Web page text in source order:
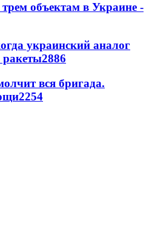
объектам в Украине -
украинский аналог
ракеты2886
вся бригада.
2254